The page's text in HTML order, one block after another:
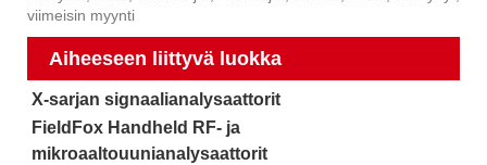
viimeisin myynti
Aiheeseen liittyvä luokka
X-sarjan signaalianalysaattorit
FieldFox Handheld RF- ja
mikroaaltouunianalysaattorit